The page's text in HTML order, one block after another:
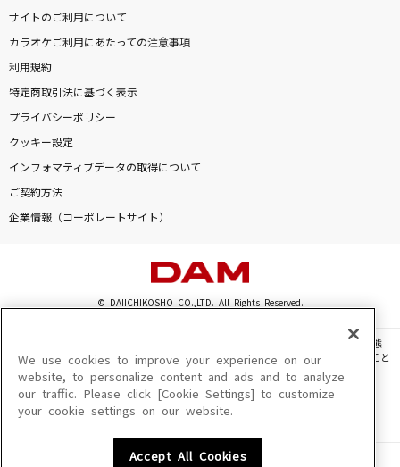
サイトのご利用について
カラオケご利用にあたっての注意事項
利用規約
特定商取引法に基づく表示
プライバシーポリシー
クッキー設定
インフォマティブデータの取得について
ご契約方法
企業情報（コーポレートサイト）
© DAIICHIKOSHO CO.,LTD. All Rights Reserved.
このサイトに掲載されている一切の文章・画像・写真・動画・音声等を、手段や形態
を問わず、著作権法の定める範囲を超えて無断で複製、転載、ファイル化などすること
を禁じます。
楽曲及びコンテンツは、機種によりご利用いただけない場合があります。
楽曲及びコンテンツの配信日、配信内容が変更になる場合があります。
We use cookies to improve your experience on our
website, to personalize content and ads and to analyze
our traffic. Please click [Cookie Settings] to customize
your cookie settings on our website.
Accept All Cookies